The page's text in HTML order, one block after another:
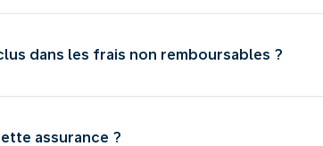
dans les frais non remboursables ?
assurance ?